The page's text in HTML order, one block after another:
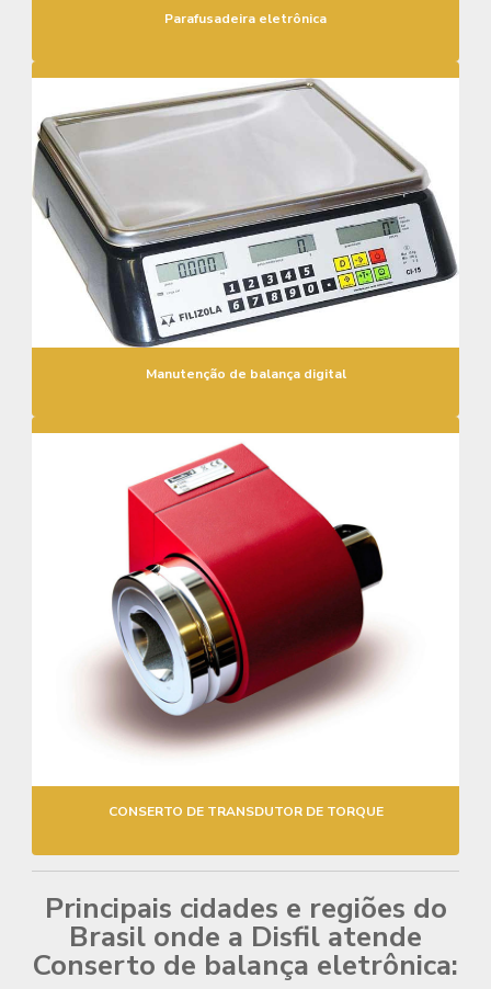
Parafusadeira eletrônica
Manutenção de balança digital
CONSERTO DE TRANSDUTOR DE TORQUE
Principais cidades e regiões do
Brasil onde a Disfil atende
Conserto de balança eletrônica: